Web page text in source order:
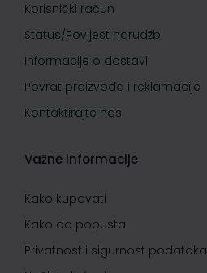
Korisnički račun
Status/Povijest narudžbi
Informacije o dostavi
Povrat proizvoda i reklamacije
Kontaktirajte nas
Važne informacije
Kako kupovati
Kako do popusta
Privatnost i sigurnost podataka